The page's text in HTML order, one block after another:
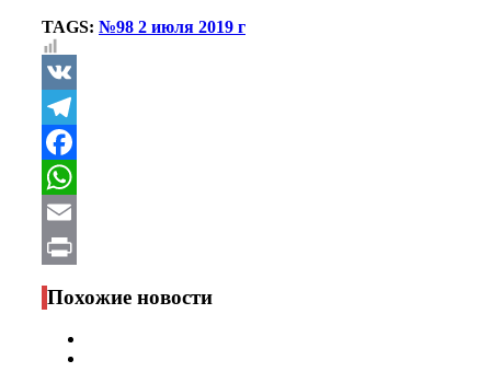
TAGS: №98 2 июля 2019 г
VK
Telegram
Facebook
WhatsApp
Email
Print
Похожие новости